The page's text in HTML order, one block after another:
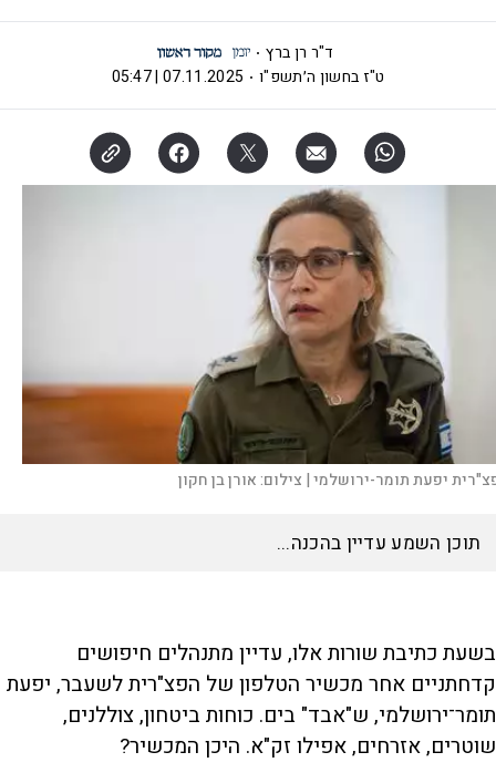
ד"ר רן ברץ
ט"ז בחשון ה׳תשפ"ו
07.11.2025 | 05:47
יפעת תומר-ירושלמי | צילום:אורן בן חקון
בשעת כתיבת שורות אלו, עדיין מתנהלים חיפושים
קדחתניים אחר מכשיר הטלפון של הפצ"רית לשעבר, יפעת
תומר־ירושלמי, ש"אבד" בים. כוחות ביטחון, צוללנים,
שוטרים, אזרחים, אפילו זק"א. היכן המכשיר?